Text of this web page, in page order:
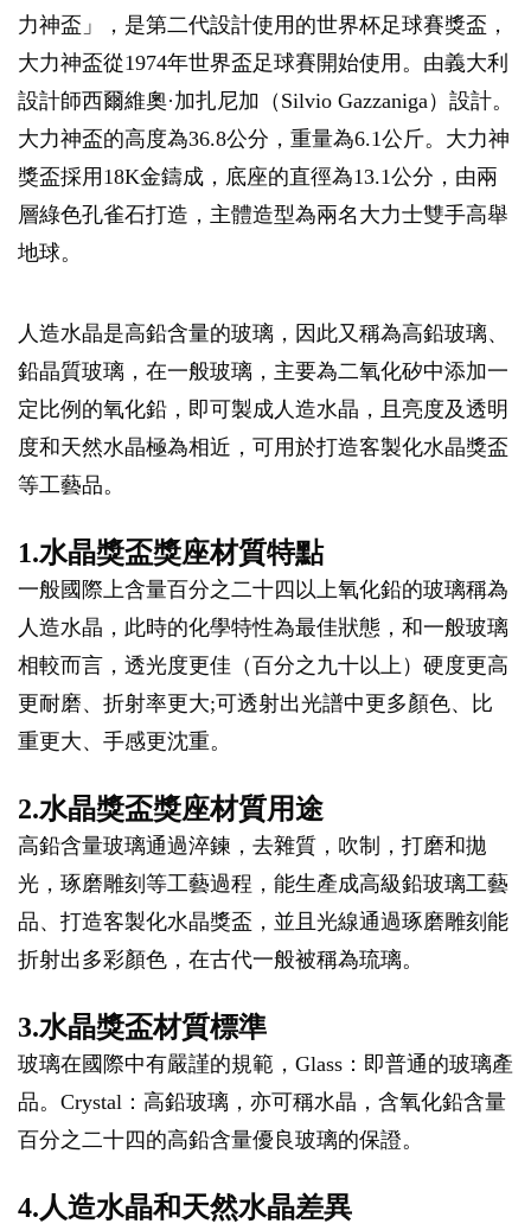
力神盃」，是第二代設計使用的世界杯足球賽獎盃，
大力神盃從1974年世界盃足球賽開始使用。由義大利
設計師西爾維奧·加扎尼加（Silvio Gazzaniga）設計。
大力神盃的高度為36.8公分，重量為6.1公斤。大力神
獎盃採用18K金鑄成，底座的直徑為13.1公分，由兩
層綠色孔雀石打造，主體造型為兩名大力士雙手高舉
地球。
人造水晶是高鉛含量的玻璃，因此又稱為高鉛玻璃、
鉛晶質玻璃，在一般玻璃，主要為二氧化矽中添加一
定比例的氧化鉛，即可製成人造水晶，且亮度及透明
度和天然水晶極為相近，可用於打造客製化水晶獎盃
等工藝品。
1.水晶獎盃獎座材質特點
一般國際上含量百分之二十四以上氧化鉛的玻璃稱為
人造水晶，此時的化學特性為最佳狀態，和一般玻璃
相較而言，透光度更佳（百分之九十以上）硬度更高
更耐磨、折射率更大;可透射出光譜中更多顏色、比
重更大、手感更沈重。
2.水晶獎盃獎座材質用途
高鉛含量玻璃通過淬鍊，去雜質，吹制，打磨和拋
光，琢磨雕刻等工藝過程，能生產成高級鉛玻璃工藝
品、打造客製化水晶獎盃，並且光線通過琢磨雕刻能
折射出多彩顏色，在古代一般被稱為琉璃。
3.水晶獎盃材質標準
玻璃在國際中有嚴謹的規範，Glass：即普通的玻璃產
品。Crystal：高鉛玻璃，亦可稱水晶，含氧化鉛含量
百分之二十四的高鉛含量優良玻璃的保證。
4.人造水晶和天然水晶差異